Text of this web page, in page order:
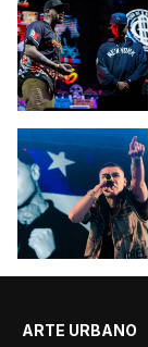
ARTE URBANO